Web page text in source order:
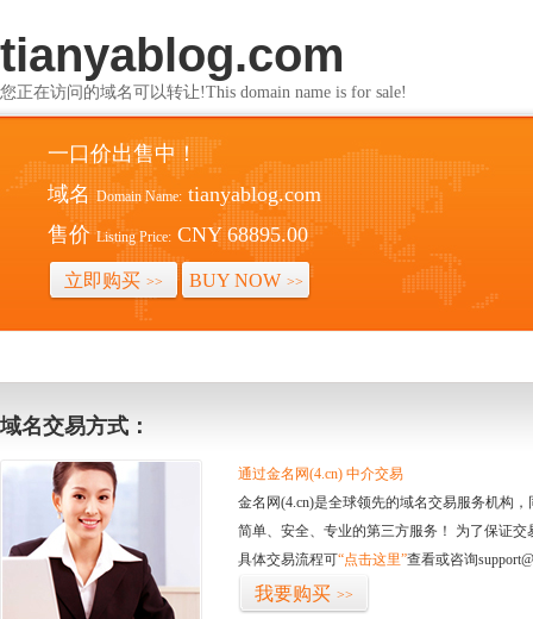
tianyablog.com
您正在访问的域名可以转让!This domain name is for sale!
一口价出售中！
域名 Domain Name: tianyablog.com
售价 Listing Price: CNY 68895.00
立即购买 >> BUY NOW >>
域名交易方式：
通过金名网(4.cn) 中介交易
金名网(4.cn)是全球领先的域名交易服务机构
简单、安全、专业的第三方服务！ 为了保证
具体交易流程可“点击这里”查看或咨询
我要购买 >>